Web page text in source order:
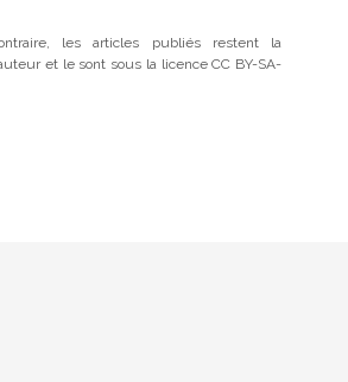
les articles publiés restent la
et le sont sous la licence CC BY-SA-